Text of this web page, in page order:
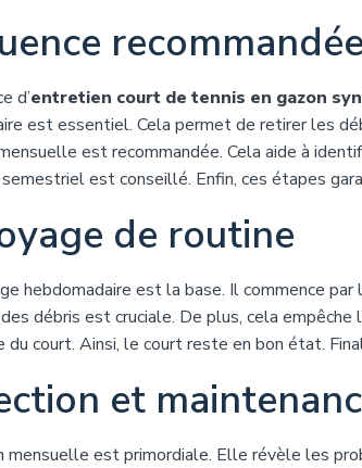
recommandée
d’entretien court de tennis en gazon
est essentiel. Cela permet de retirer les
est recommandée. Cela aide à
est conseillé. Enfin, ces étapes
de routine
hebdomadaire est la base. Il commence
débris est cruciale. De plus, cela
du court. Ainsi, le court reste en bon état.
et
mensuelle est primordiale. Elle révèle les